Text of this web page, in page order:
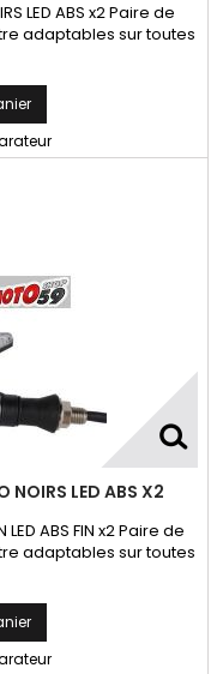
LED ABS x2 Paire de
adaptables sur toutes
NOIRS LED ABS X2
LED ABS FIN x2 Paire de
adaptables sur toutes